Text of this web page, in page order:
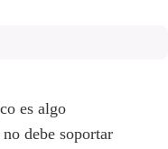
es algo
debe soportar